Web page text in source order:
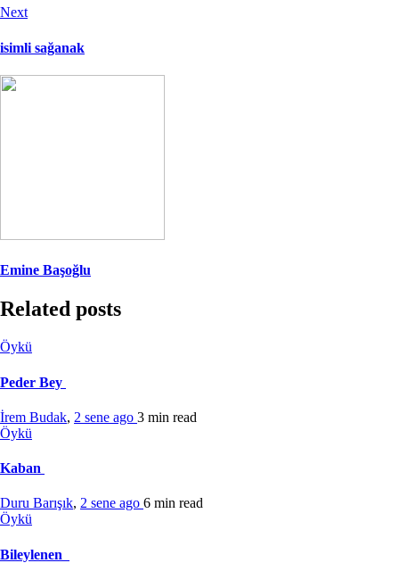
Next
isimli sağanak
Emine Başoğlu
Related posts
Öykü
Peder Bey
İrem Budak, 2 sene ago 3 min read
Öykü
Kaban
Duru Barışık, 2 sene ago 6 min read
Öykü
Bileylenen